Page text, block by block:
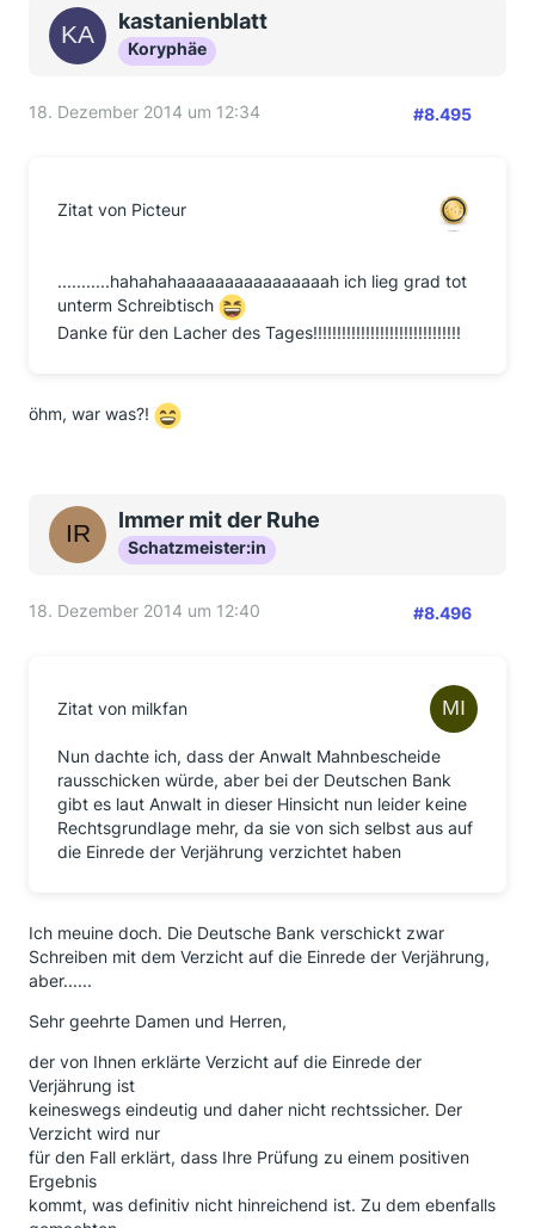
kastanienblatt
Koryphäe
18. Dezember 2014 um 12:34 #8.495
Zitat von Picteur
...........hahahahaaaaaaaaaaaaaaaah ich lieg grad tot
unterm Schreibtisch
Danke für den Lacher des Tages!!!!!!!!!!!!!!!!!!!!!!!!!!!!!!!
öhm, war was?!
Immer mit der Ruhe
Schatzmeister:in
18. Dezember 2014 um 12:40 #8.496
Zitat von milkfan
Nun dachte ich, dass der Anwalt Mahnbescheide
rausschicken würde, aber bei der Deutschen Bank
gibt es laut Anwalt in dieser Hinsicht nun leider keine
Rechtsgrundlage mehr, da sie von sich selbst aus auf
die Einrede der Verjährung verzichtet haben
Ich meuine doch. Die Deutsche Bank verschickt zwar
Schreiben mit dem Verzicht auf die Einrede der Verjährung,
aber......
Sehr geehrte Damen und Herren,
der von Ihnen erklärte Verzicht auf die Einrede der
Verjährung ist
keineswegs eindeutig und daher nicht rechtssicher. Der
Verzicht wird nur
für den Fall erklärt, dass Ihre Prüfung zu einem positiven
Ergebnis
kommt, was definitiv nicht hinreichend ist. Zu dem ebenfalls